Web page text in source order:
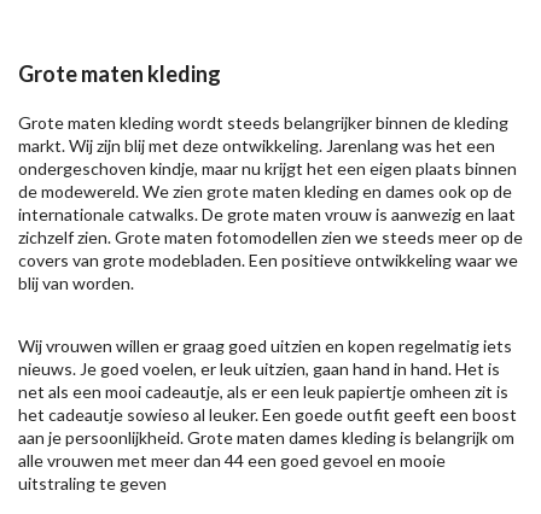
Grote maten kleding
Grote maten kleding wordt steeds belangrijker binnen de kleding
markt. Wij zijn blij met deze ontwikkeling. Jarenlang was het een
ondergeschoven kindje, maar nu krijgt het een eigen plaats binnen
de modewereld. We zien grote maten kleding en dames ook op de
internationale catwalks. De grote maten vrouw is aanwezig en laat
zichzelf zien. Grote maten fotomodellen zien we steeds meer op de
covers van grote modebladen. Een positieve ontwikkeling waar we
blij van worden.
Wij vrouwen willen er graag goed uitzien en kopen regelmatig iets
nieuws. Je goed voelen, er leuk uitzien, gaan hand in hand. Het is
net als een mooi cadeautje, als er een leuk papiertje omheen zit is
het cadeautje sowieso al leuker. Een goede outfit geeft een boost
aan je persoonlijkheid. Grote maten dames kleding is belangrijk om
alle vrouwen met meer dan 44 een goed gevoel en mooie
uitstraling te geven